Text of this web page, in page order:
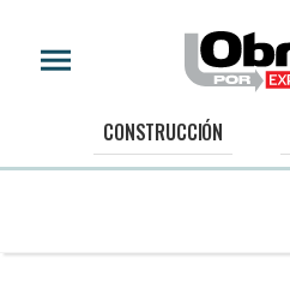
CONSTRUCCIÓN